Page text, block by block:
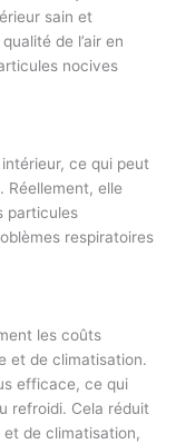
sain et
de l’air en
nocives
ce qui peut
Réellement, elle
particules
respiratoires
les coûts
et de climatisation.
efficace, ce qui
refroidi. Cela réduit
de climatisation,